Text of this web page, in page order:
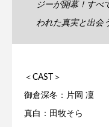
ジーが開幕！すべ
われた真実と出会
＜CAST＞
御倉深冬：片岡 凜
真白：田牧そら